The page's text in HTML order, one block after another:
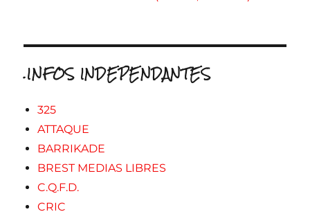
.INFOS INDEPENDANTES
325
ATTAQUE
BARRIKADE
BREST MEDIAS LIBRES
C.Q.F.D.
CRIC